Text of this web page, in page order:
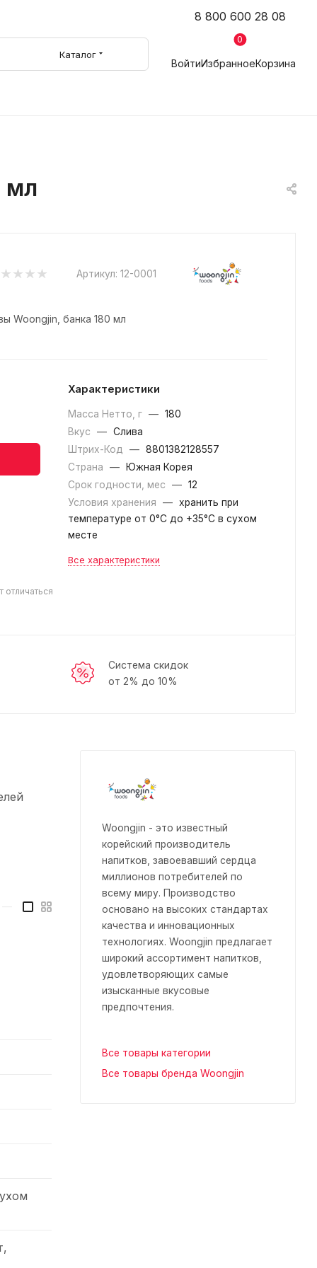
8 800 600 28 08
Каталог
ВойтиИзбранное
0
Корзина
мл
Артикул: 12-0001
Woongjin, банка 180 мл
Характеристики
Масса Нетто, г — 180
Вкус
— Слива
Штрих-Код
— 8801382128557
Страна
—
Южная Корея
Срок годности, мес
— 12
Условия хранения
— хранить при
температуре от 0°С до +35°С в сухом
месте
Все характеристики
Система скидок
от 2% до 10%
Woongjin - это известный
корейский производитель
напитков, завоевавший сердца
миллионов потребителей по
всему миру. Производство
основано на высоких стандартах
качества и инновационных
технологиях. Woongjin предлагает
широкий ассортимент напитков,
удовлетворяющих самые
изысканные вкусовые
предпочтения.
Все товары категории
Все товары бренда Woongjin